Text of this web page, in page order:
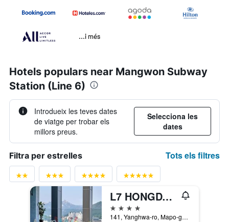
...i més
Hotels populars near Mangwon Subway
Station (Line 6)
Introdueix les teves dates
de viatge per trobar els
millors preus.
Selecciona les
dates
Filtra per estrelles Tots els filtres
L7 HONGDAE by LOTTE
4 estrelles
141, Yanghwa-ro, Mapo-gu, Seül, Corea del Sud